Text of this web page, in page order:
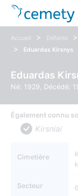
Accueil > Défunts >
> Eduardas Kirsnys
Eduardas
Né: 1929, Décédé:
Également connu
Kirsniai
Cimetière
Secteur